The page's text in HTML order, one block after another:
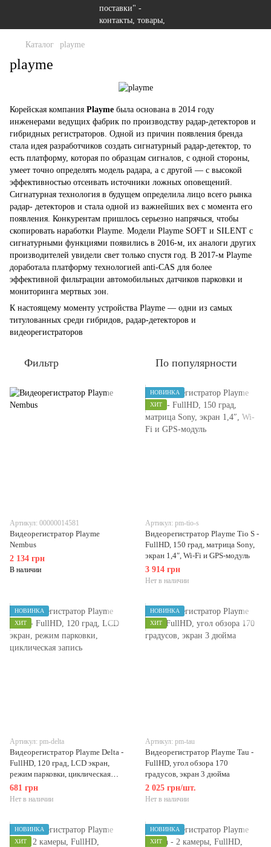
Каталог playme
playme
Корейская компания Playme была основана в 2014 году
инженерами ведущих фабрик по производству радар-детекторов и
гибридных регистраторов. Одной из причин появления бренда
стала идея разработчиков создать сигнатурный радар-детектор, то
есть платформу, которая по образцам сигналов, с одной стороны,
умеет точно определять модель радара, а с другой — с высокой
эффективностью отсеивать источники ложных оповещений.
Сигнатурная технология в будущем определила лицо всего рынка
радар- детекторов и стала одной из важнейших вех с момента его
появления. Конкурентам пришлось серьезно напрячься, чтобы
скопировать наработки Playme. Модели Playme SOFT и SILENT с
сигнатурными функциями появились в 2016-м, их аналоги других
производителей увидели свет только спустя год. В 2017-м Playme
доработала платформу технологией anti-CAS для более
эффективной фильтрации автомобильных датчиков парковки и
мониторинга мертвых зон.
К настоящему моменту устройства Playme — одни из самых
титулованных среди гибридов, радар-детекторов и
видеорегистраторов
Фильтр По популярности
Артикул: 00000014581
Видеорегистратор Playme
Nembus
2 134 грн
В наличии
НОВИНКА
ХИТ
Артикул: pm-tio-s
Видеорегистратор Playme Tio S -
FullHD, 150 град, матрица Sony,
экран 1,4″, Wi-Fi и GPS-модуль
3 914 грн
Нет в наличии
НОВИНКА
ХИТ
Артикул: pm-delta
Видеорегистратор Playme Delta -
FullHD, 120 град, LCD экран,
режим парковки, циклическая
запись
681 грн
Нет в наличии
НОВИНКА
ХИТ
Артикул: pm-tau
Видеорегистратор Playme Tau -
FullHD, угол обзора 170
градусов, экран 3 дюйма
2 025 грн/шт.
Нет в наличии
НОВИНКА
ХИТ
НОВИНКА
ХИТ